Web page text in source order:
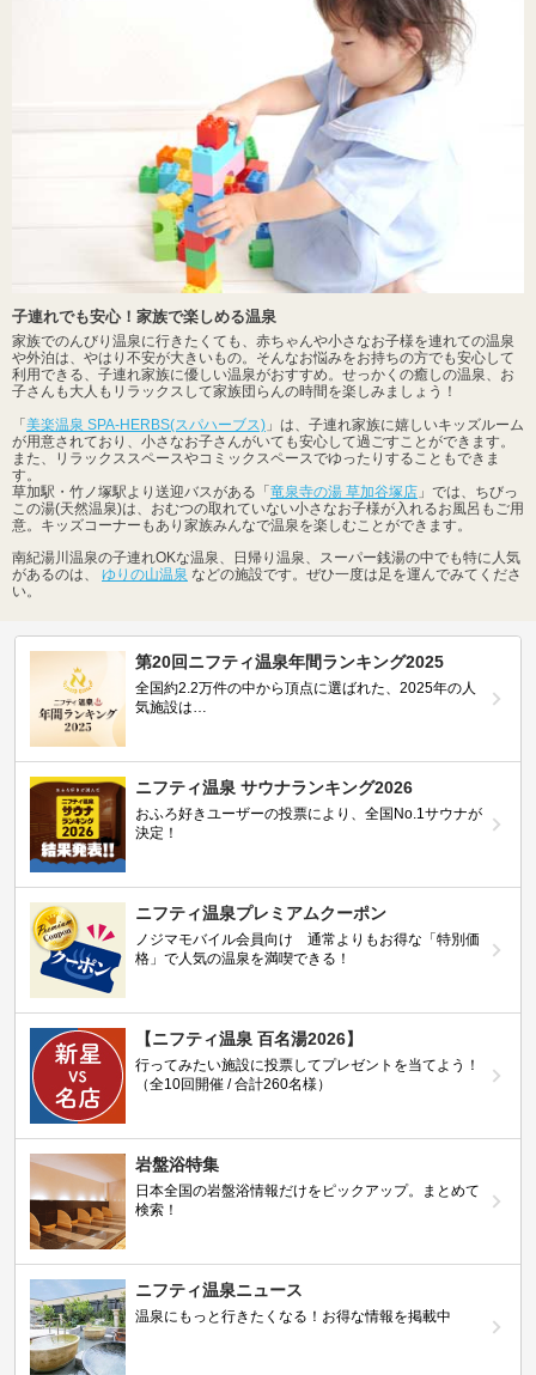
子連れでも安心！家族で楽しめる温泉
家族でのんびり温泉に行きたくても、赤ちゃんや小さなお子様を連れての温泉
や外泊は、やはり不安が大きいもの。そんなお悩みをお持ちの方でも安心して
利用できる、子連れ家族に優しい温泉がおすすめ。せっかくの癒しの温泉、お
子さんも大人もリラックスして家族団らんの時間を楽しみましょう！
「 美楽温泉 SPA-HERBS(スパハーブス) 」は、子連れ家族に嬉しいキッズルーム
が用意されており、小さなお子さんがいても安心して過ごすことができます。
また、リラックススペースやコミックスペースでゆったりすることもできま
す。
草加駅・竹ノ塚駅より送迎バスがある「 竜泉寺の湯 草加谷塚店 」では、ちびっ
この湯(天然温泉)は、おむつの取れていない小さなお子様が入れるお風呂もご用
意。キッズコーナーもあり家族みんなで温泉を楽しむことができます。
南紀湯川温泉の子連れOKな温泉、日帰り温泉、スーパー銭湯の中でも特に人気
があるのは、 ゆりの山温泉 などの施設です。ぜひ一度は足を運んでみてくださ
い。
第20回ニフティ温泉年間ランキング2025
全国約2.2万件の中から頂点に選ばれた、2025年の人
気施設は…
ニフティ温泉 サウナランキング2026
おふろ好きユーザーの投票により、全国No.1サウナが
決定！
ニフティ温泉プレミアムクーポン
ノジマモバイル会員向け 通常よりもお得な「特別価
格」で人気の温泉を満喫できる！
【ニフティ温泉 百名湯2026】
行ってみたい施設に投票してプレゼントを当てよう！
（全10回開催 / 合計260名様）
岩盤浴特集
日本全国の岩盤浴情報だけをピックアップ。まとめて
検索！
ニフティ温泉ニュース
温泉にもっと行きたくなる！お得な情報を掲載中